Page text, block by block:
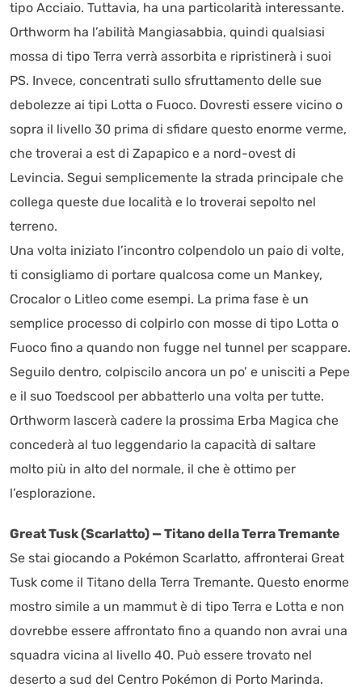
tipo Acciaio. Tuttavia, ha una particolarità interessante.
Orthworm ha l’abilità Mangiasabbia, quindi qualsiasi
mossa di tipo Terra verrà assorbita e ripristinerà i suoi
PS. Invece, concentrati sullo sfruttamento delle sue
debolezze ai tipi Lotta o Fuoco. Dovresti essere vicino o
sopra il livello 30 prima di sfidare questo enorme verme,
che troverai a est di Zapapico e a nord-ovest di
Levincia. Segui semplicemente la strada principale che
collega queste due località e lo troverai sepolto nel
terreno.
Una volta iniziato l’incontro colpendolo un paio di volte,
ti consigliamo di portare qualcosa come un Mankey,
Crocalor o Litleo come esempi. La prima fase è un
semplice processo di colpirlo con mosse di tipo Lotta o
Fuoco fino a quando non fugge nel tunnel per scappare.
Seguilo dentro, colpiscilo ancora un po’ e unisciti a Pepe
e il suo Toedscool per abbatterlo una volta per tutte.
Orthworm lascerà cadere la prossima Erba Magica che
concederà al tuo leggendario la capacità di saltare
molto più in alto del normale, il che è ottimo per
l’esplorazione.
Great Tusk (Scarlatto) — Titano della Terra Tremante
Se stai giocando a Pokémon Scarlatto, affronterai Great
Tusk come il Titano della Terra Tremante. Questo enorme
mostro simile a un mammut è di tipo Terra e Lotta e non
dovrebbe essere affrontato fino a quando non avrai una
squadra vicina al livello 40. Può essere trovato nel
deserto a sud del Centro Pokémon di Porto Marinda.